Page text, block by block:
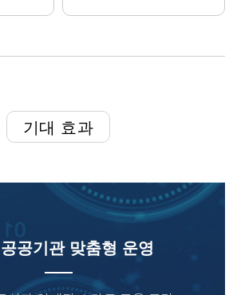
기대 효과
공공기관 맞춤형 운영